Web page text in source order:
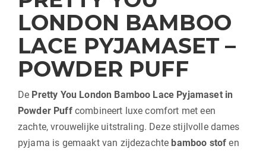
LONDON BAMBOO
LACE PYJAMASET –
POWDER PUFF
De Pretty You London Bamboo Lace Pyjamaset in
Powder Puffcombineert luxe comfort met een
zachte, vrouwelijke uitstraling. Deze stijlvolle dames
pyjama is gemaakt van zijdezachte bamboo stof en